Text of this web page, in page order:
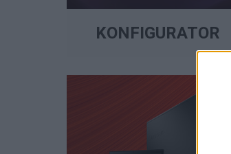
KONFIGURATOR